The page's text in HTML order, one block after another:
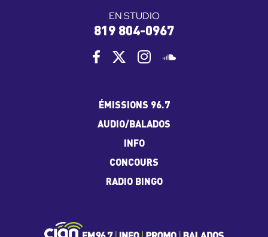
EN STUDIO
819 804-0967
ÉMISSIONS 96.7
AUDIO/BALADOS
INFO
CONCOURS
RADIO BINGO